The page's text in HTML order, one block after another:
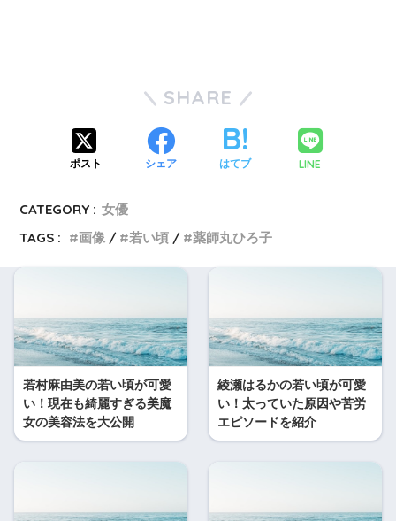
SHARE
ポスト シェア はてブ LINE
CATEGORY : 女優
TAGS :
画像 若い頃 薬師丸ひろ子
若村麻由美の若い頃が可愛
い！現在も綺麗すぎる美魔
女の美容法を大公開
綾瀬はるかの若い頃が可愛
い！太っていた原因や苦労
エピソードを紹介